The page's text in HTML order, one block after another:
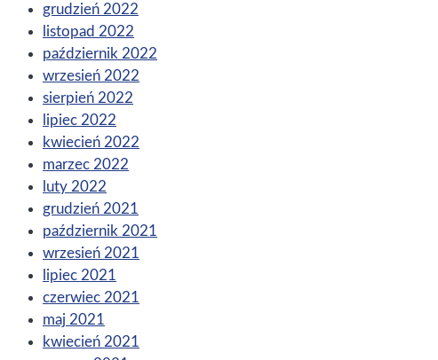
grudzień 2022
listopad 2022
październik 2022
wrzesień 2022
sierpień 2022
lipiec 2022
kwiecień 2022
marzec 2022
luty 2022
grudzień 2021
październik 2021
wrzesień 2021
lipiec 2021
czerwiec 2021
maj 2021
kwiecień 2021